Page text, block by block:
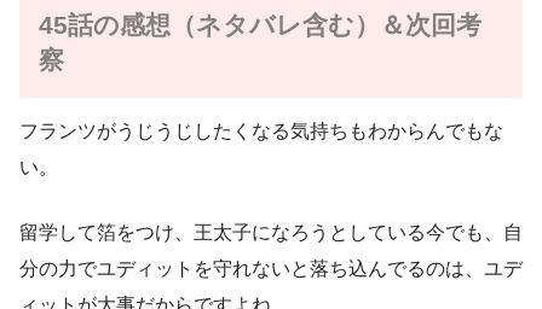
45話の感想（ネタバレ含む）＆次回考
察
フランツがうじうじしたくなる気持ちもわからんでもな
い。
留学して箔をつけ、王太子になろうとしている今でも、自
分の力でユディットを守れないと落ち込んでるのは、ユデ